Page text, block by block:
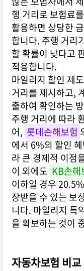
행 거리로 보험료
활용하면 상당한
합니다. 주행 거리
할 확률이 낮다고
적용합니다.
마일리지 할인 제
거리를 제시하고,
출하여 확인하는
주행 거리에 따라
어, 롯데손해보험
에서 6%의 할인
라 큰 경제적 이점
이 외에도 KB손해
이하일 경우
장받을 수 있는 보
니다. 마일리지 특
을 확보하는 것이
자동차보험 비